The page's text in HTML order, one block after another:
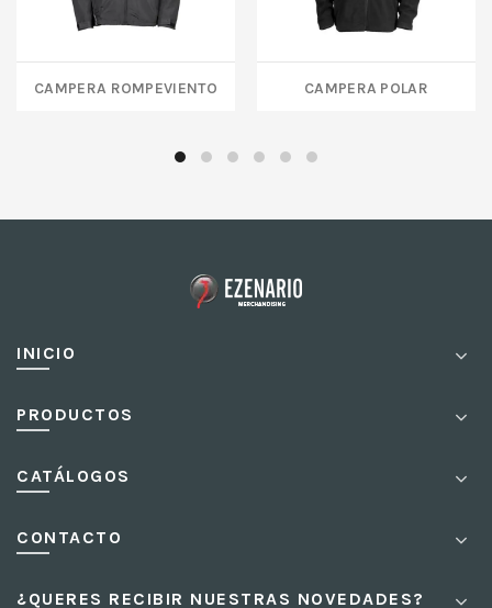
CAMPERA ROMPEVIENTO CAMPERA POLAR
INICIO
PRODUCTOS
CATÁLOGOS
CONTACTO
¿QUERES RECIBIR NUESTRAS NOVEDADES?